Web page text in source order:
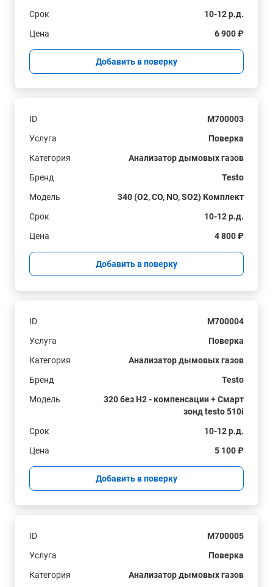
Срок
10-12 р.д.
Цена
6 900 ₽
Добавить в поверку
ID
M700003
Услуга
Поверка
Категория
Анализатор дымовых газов
Бренд
Testo
Модель
340 (O2, CO, NO, SO2) Комплект
Срок
10-12 р.д.
Цена
4 800 ₽
Добавить в поверку
ID
M700004
Услуга
Поверка
Категория
Анализатор дымовых газов
Бренд
Testo
Модель
320 без H2 - компенсации + Смарт
зонд testo 510i
Срок
10-12 р.д.
Цена
5 100 ₽
Добавить в поверку
ID
M700005
Услуга
Поверка
Категория
Анализатор дымовых газов